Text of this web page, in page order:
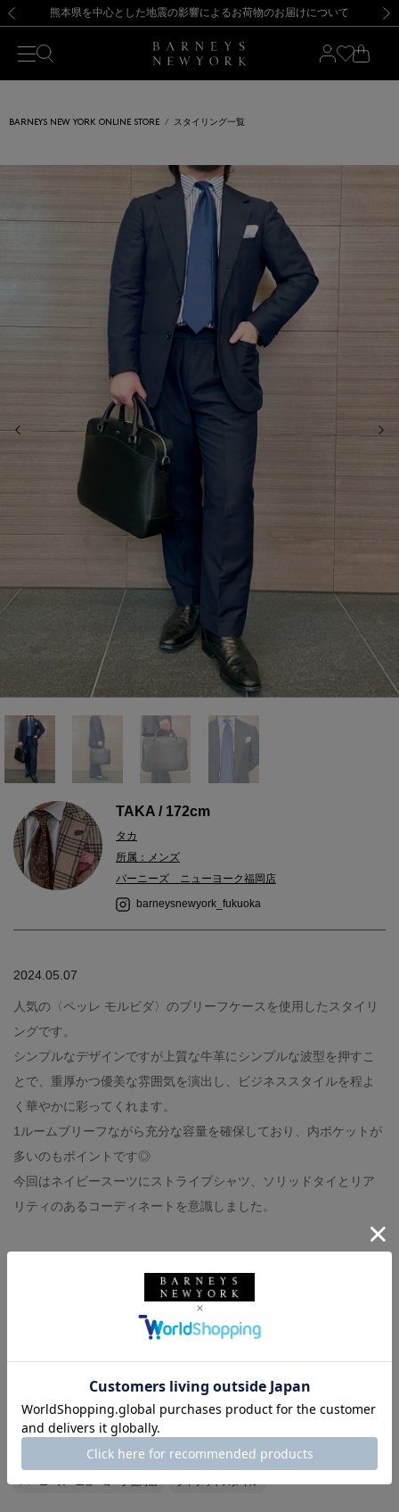
新規登録のお客様も対象！＜MY BARNEYS＞会員のお客様は11,000円（税込）以上のお買上げで常時送料無料！お買い物の際は会員登録を！
【夏季休業に伴う返品・交換承り一時停止のお知らせ】（2026.8.5）
熊本県を中心とした地震の影響によるお荷物のお届けについて
【開催中】SUMMER SALEのご案内・ご注意事項 新規登録のお客様も対象！＜MY BARNEYS＞会員のお客様は11,000円（税込）以上のお買上げで常時送料無料！お買い物の際は会員登録を！
【夏季休業に伴う返品・交換承り一時停止のお知らせ】（2026.8.5）
BARNEYS NEW YORK ONLINE STORE スタイリング一覧
TAKA / 172cm
タカ
所属：メンズ
バーニーズ ニューヨーク福岡店
barneysnewyork_fukuoka
2024.05.07
人気の〈ペッレ モルビダ〉のブリーフケースを使用したスタイリ
ングです。
シンプルなデザインですが上質な牛革にシンプルな波型を押すこ
とで、重厚かつ優美な雰囲気を演出し、ビジネススタイルを程よ
く華やかに彩ってくれます。
1ルームブリーフながら充分な容量を確保しており、内ポケットが
多いのもポイントです◎
今回はネイビースーツにストライプシャツ、ソリッドタイとリア
リティのあるコーディネートを意識しました。
tie : BARNEYS NEW YORK
chief : BARNEYS NEW YORK
bag : PELLE MORBIDA
バーニーズ ニューヨーク BARNEYS NEW YORK ペッレ モルビダ
PELLE MORBIDA バッグ
ポケットチーフ 春夏シーズン 春コーデ
バーニーズ ニューヨーク福岡店 ジャケットスタイル